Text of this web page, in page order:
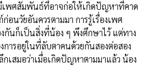
เพศสัมพันธ์ที่อาจก่อให้เกิดปัญหาที่คาด
ก่อนวัยอันควรตามมา การรู้เรื่องเพศ
กันก็เป็นสิ่งที่น้อง ๆ พึงศึกษาไว้ แต่ทาง
การอยู่ในที่ลับตาคนด้วยกันสองต่อสอง
กเสมอว่าเมื่อเกิดปัญหาตามมาแล้ว น้อง